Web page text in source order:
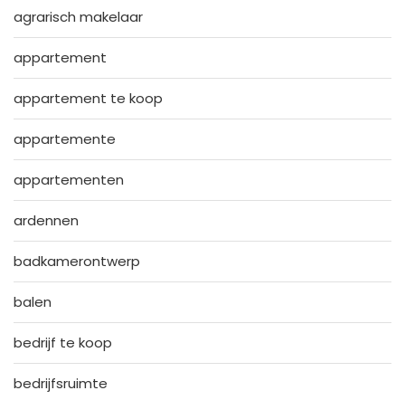
agrarisch makelaar
appartement
appartement te koop
appartemente
appartementen
ardennen
badkamerontwerp
balen
bedrijf te koop
bedrijfsruimte